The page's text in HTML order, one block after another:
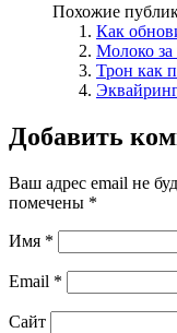
Похожие
Как
Молоко за
Трон как
Добавить
Ваш адрес email не
помечены *
Имя *
Email *
Сайт